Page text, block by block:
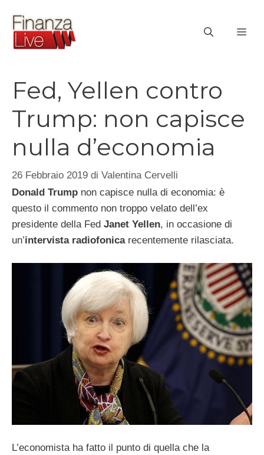
contenuto
Fed, Yellen contro
Trump: non capisce
nulla d’economia
26 Febbraio 2019 di Valentina Cervelli
Donald Trump non capisce nulla di economia: è
questo il commento non troppo velato dell’ex
presidente della Fed Janet Yellen, in occasione di
un’intervista radiofonicarecentemente rilasciata.
L’economista ha fatto il punto di quella che la